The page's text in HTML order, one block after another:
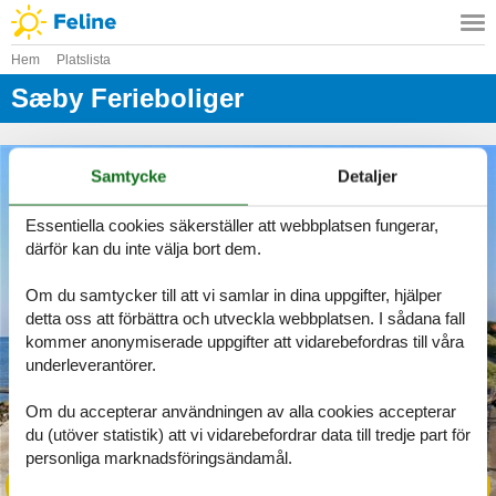
Hem Platslista
Sæby Ferieboliger
Samtycke Detaljer
Essentiella cookies säkerställer att webbplatsen fungerar,
därför kan du inte välja bort dem.
Om du samtycker till att vi samlar in dina uppgifter, hjälper
detta oss att förbättra och utveckla webbplatsen. I sådana fall
kommer anonymiserade uppgifter att vidarebefordras till våra
underleverantörer.
Om du accepterar användningen av alla cookies accepterar
du (utöver statistik) att vi vidarebefordrar data till tredje part för
personliga marknadsföringsändamål.